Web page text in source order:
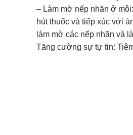
– Làm mờ nếp nhăn ở
hút thuốc và tiếp xúc với
làm mờ các nếp nhăn và
Tăng cường sự tự tin: